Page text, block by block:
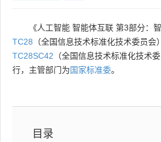
《人工智能 智能体互联 第3部分：
TC28 （全国信息技术标准化技术委员会
TC28SC42 （全国信息技术标准化技术
行，主管部门为国家标准委。
目录